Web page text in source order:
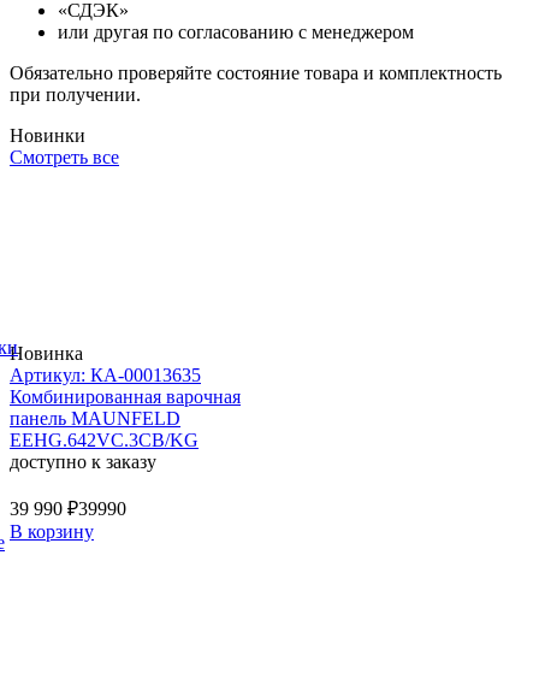
«СДЭК»
или другая по согласованию с менеджером
Обязательно проверяйте состояние товара и комплектность
при получении.
Новинки
Смотреть все
Новинка
Артикул: КА-00013635
Комбинированная варочная
панель MAUNFELD
EEHG.642VC.3CB/KG
доступно к заказу
39 990 ₽39990
В корзину